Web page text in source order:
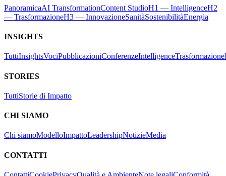
PanoramicaAI TransformationContent StudioH1 — IntelligenceH2
— TrasformazioneH3 — InnovazioneSanitàSostenibilitàEnergia
INSIGHTS
TuttiInsightsVociPubblicazioniConferenzeIntelligenceTrasformazione
STORIES
TuttiStorie di Impatto
CHI SIAMO
Chi siamoModelloImpattoLeadershipNotizieMedia
CONTATTI